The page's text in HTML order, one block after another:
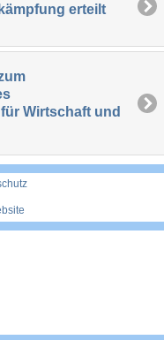
erteilt
Wirtschaft und